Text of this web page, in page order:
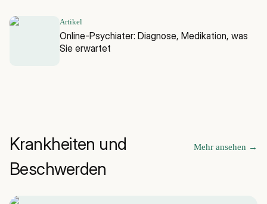
Artikel
Online-Psychiater: Diagnose, Medikation, was
Sie erwartet
Krankheiten und
Beschwerden
Mehr ansehen →